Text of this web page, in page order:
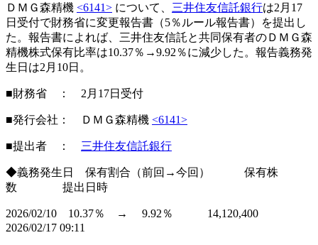
ＤＭＧ森精機 <6141> について、 三井住友信託銀行は2月17
日受付で財務省に変更報告書（5％ルール報告書）を提出し
た。報告書によれば、三井住友信託と共同保有者のＤＭＧ森
精機株式保有比率は10.37％→9.92％に減少した。報告義務発
生日は2月10日。
■財務省 ： 2月17日受付
■発行会社： ＤＭＧ森精機 <6141>
■提出者 ： 三井住友信託銀行
◆義務発生日 保有割合（前回→今回） 保有株
数 提出日時
2026/02/10 10.37％ → 9.92％ 14,120,400
2026/02/17 09:11